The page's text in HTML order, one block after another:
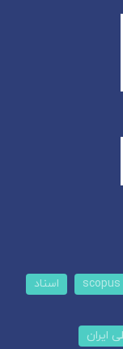
scopus
اسناد
ایران